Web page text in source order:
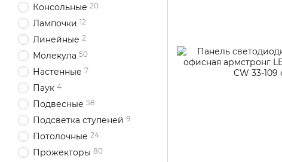
Консольные 20
Лампочки 12
Линейные 2
Молекула 50
Настенные 7
Паук 4
Подвесные 58
Подсветка ступеней 9
Потолочные 24
Прожекторы 80